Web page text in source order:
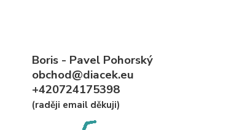
Boris - Pavel Pohorský
obchod@diacek.eu
+420724175398
(raději email děkuji)